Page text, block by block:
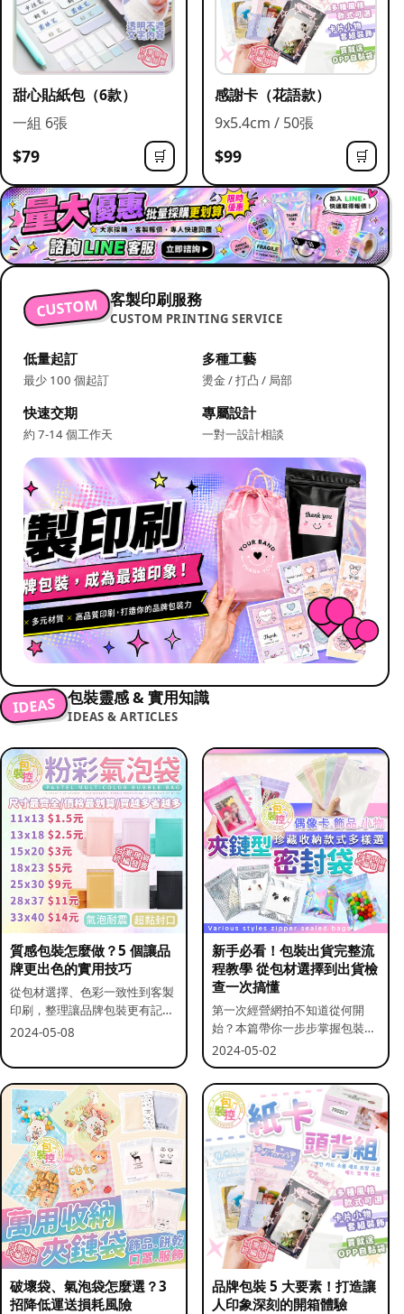
甜心貼紙包（6款）
一組 6張
$79 🛒
感謝卡（花語款）
9x5.4cm / 50張
$99 🛒
CUSTOM 客製印刷服務
CUSTOM PRINTING SERVICE
低量起訂
最少 100 個起訂
多種工藝
燙金 / 打凸 / 局部
快速交期
約 7-14 個工作天
專屬設計
一對一設計相談
IDEAS 包裝靈感 & 實用知識
IDEAS & ARTICLES
質感包裝怎麼做？5 個讓品
牌更出色的實用技巧
從包材選擇、色彩一致性到客製
印刷，整理讓品牌包裝更有記憶
點的實用做法。
2024-05-08
新手必看！包裝出貨完整流
程教學 從包材選擇到出貨檢
查一次搞懂
第一次經營網拍不知道從何開
始？本篇帶你一步步掌握包裝流
程與出貨前檢查重點。
2024-05-02
破壞袋、氣泡袋怎麼選？3
招降低運送損耗風險
品牌包裝 5 大要素！打造讓
人印象深刻的開箱體驗